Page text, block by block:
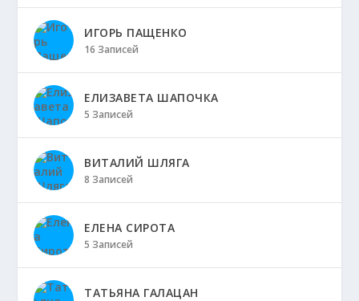
ИГОРЬ ПАЩЕНКО
16 Записей
ЕЛИЗАВЕТА ШАПОЧКА
5 Записей
ВИТАЛИЙ ШЛЯГА
8 Записей
ЕЛЕНА СИРОТА
5 Записей
ТАТЬЯНА ГАЛАЦАН